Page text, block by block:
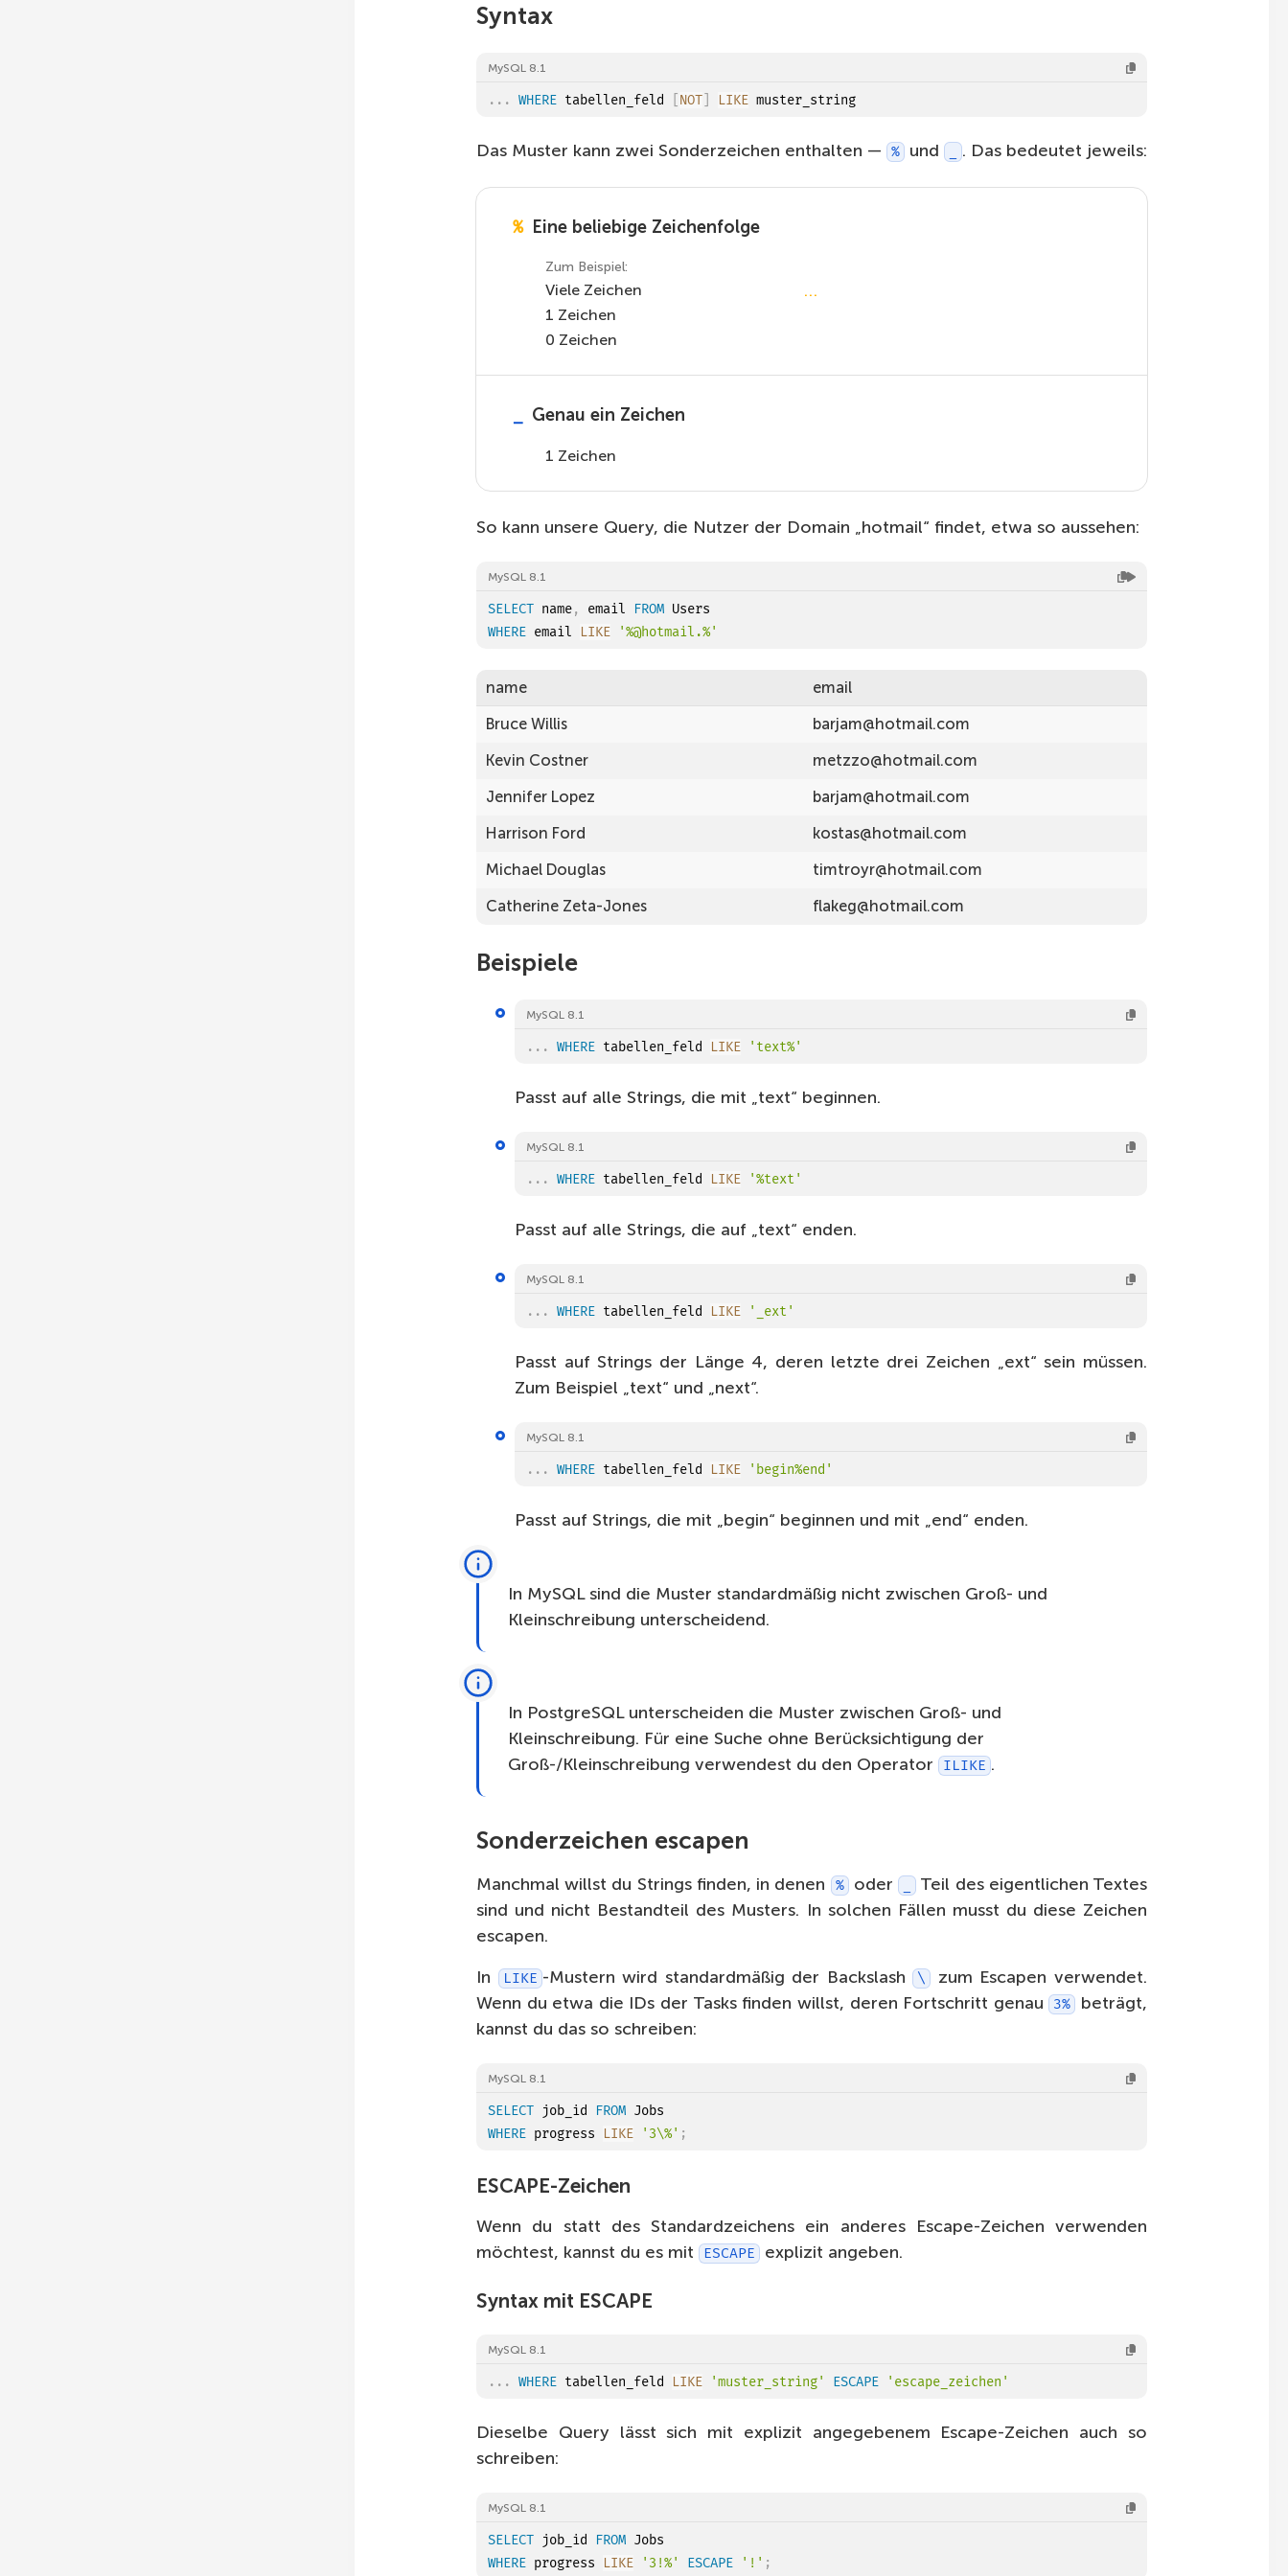
Syntax
MySQL 8.1
. . . WHERE tabellen_feld NOT LIKE
Das Muster kann zwei Sonderzeichen enthalten — % und . Das bedeutet jeweils:
% Eine beliebige Zeichenfolge
Zum Beispiel:
Viele Zeichen …
1 Zeichen
0 Zeichen
Genau ein Zeichen
1 Zeichen
So kann unsere Query, die Nutzer der Domain „hotmail“ findet, etwa so aussehen:
MySQL 8.1
SELECT name, email FROM
WHERE email LIKE '%@hotmail.%'
name
email
Bruce Willis
barjam@hotmail.com
Kevin Costner
metzzo@hotmail.com
Jennifer Lopez
barjam@hotmail.com
Harrison Ford
kostas@hotmail.com
Michael Douglas
timtroyr@hotmail.com
Catherine Zeta-Jones
flakeg@hotmail.com
Beispiele
MySQL 8.1
. . . WHERE tabellen_feld LIKE 'text%'
Passt auf alle Strings, die mit „text“ beginnen.
MySQL 8.1
. . . WHERE tabellen_feld LIKE '%text'
Passt auf alle Strings, die auf „text“ enden.
MySQL 8.1
. . . WHERE tabellen_feld LIKE '_ext'
Passt auf Strings der Länge 4, deren letzte drei Zeichen „ext“ sein müssen.
Zum Beispiel „text“ und „next“.
MySQL 8.1
. . . WHERE tabellen_feld LIKE 'begin%end'
Passt auf Strings, die mit „begin“ beginnen und mit „end“ enden.
In MySQL sind die Muster standardmäßig nicht zwischen Groß- und
Kleinschreibung unterscheidend.
In PostgreSQL unterscheiden die Muster zwischen Groß- und
Kleinschreibung. Für eine Suche ohne Berücksichtigung der
Groß-/Kleinschreibung verwendest du den Operator
ILIKE .
Sonderzeichen escapen
Manchmal willst du Strings finden, in denen % oder
Teil des eigentlichen Textes
sind und nicht Bestandteil des Musters. In solchen Fällen musst du diese Zeichen
escapen.
In
LIKE -Mustern wird standardmäßig der Backslash \
zum Escapen verwendet.
Wenn du etwa die IDs der Tasks finden willst, deren Fortschritt genau 3%
beträgt,
kannst du das so schreiben:
MySQL 8.1
SELECT job_id FROM
WHERE progress LIKE '3\%' ;
ESCAPE-Zeichen
Wenn du statt des Standardzeichens ein anderes Escape-Zeichen verwenden
möchtest, kannst du es mit
ESCAPE explizit angeben.
Syntax mit ESCAPE
MySQL 8.1
. . . WHERE tabellen_feld LIKE 'muster_string' ESCAPE 'escape_zeichen'
Dieselbe Query lässt sich mit explizit angegebenem Escape-Zeichen auch so
schreiben:
MySQL 8.1
SELECT job_id FROM
WHERE progress LIKE '3!%' ESCAPE '!' ;